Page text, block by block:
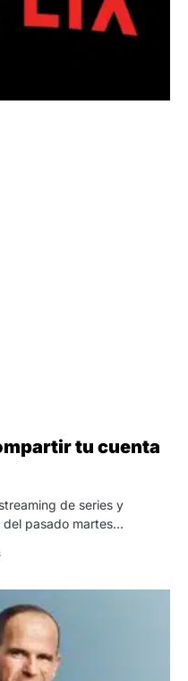
tu cuenta
de series y
del pasado martes…